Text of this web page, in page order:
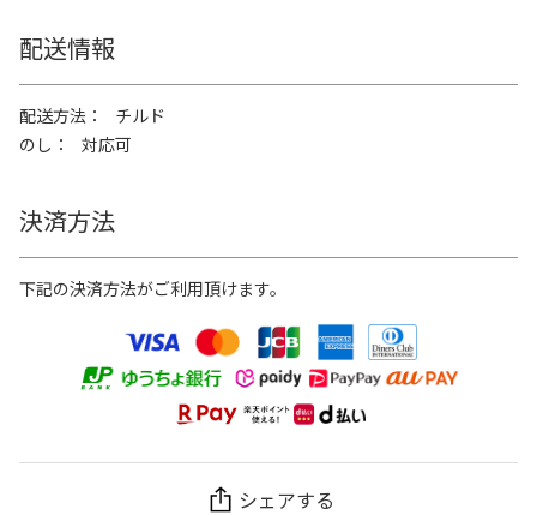
配送情報
配送方法
チルド
のし
対応可
決済方法
下記の決済方法がご利用頂けます。
シェアする